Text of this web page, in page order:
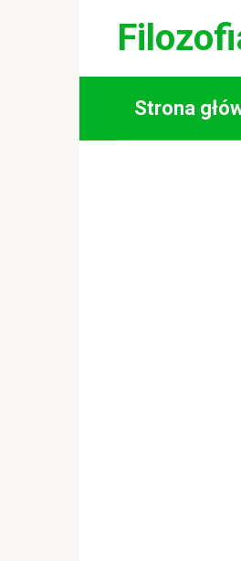
Strona